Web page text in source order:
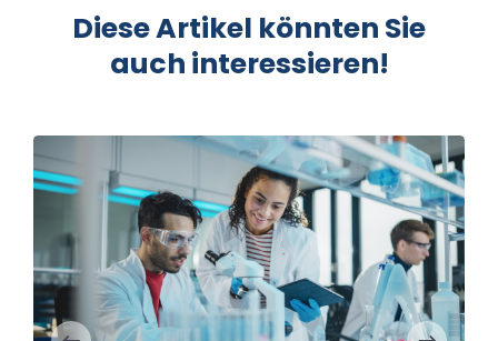
Diese Artikel könnten Sie
auch interessieren!